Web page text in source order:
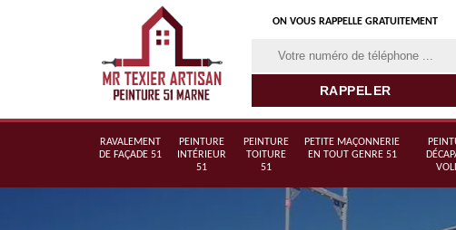
ON VOUS RAPPELLE GRATUITEMENT
RAVALEMENT
DE FAÇADE 51
PEINTURE
INTÉRIEUR
51
PEINTURE
TOITURE
51
PETITE MAÇONNERIE
EN TOUT GENRE 51